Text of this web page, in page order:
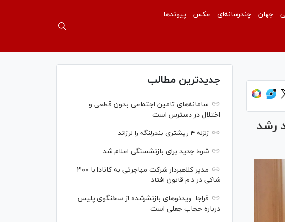
جهان چندرسانه‌ای عکس پیوندها
نسبت به سال گذشته ۹۹ درصد رشد
جدیدترین مطالب
سامانه‌های تامین اجتماعی بدون قطعی و
اختلال در دسترس است
زلزله ۴ ریشتری بندرلنگه را لرزاند
شرط جدید برای بازنشستگی اعلام شد
مدیر کلاهبردار شرکت مهاجرتی به کانادا با ۳۰۰
شاکی در دام قانون افتاد
فراجا: ویدئو‌های بازنشرشده از سخنگوی پلیس
درباره حجاب جعلی است